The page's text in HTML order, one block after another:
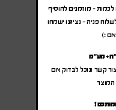
– מוזמנים להוסיף
פניה – נציגנו ישמחו
:)
קשר ונוכל לבדוק אם
!